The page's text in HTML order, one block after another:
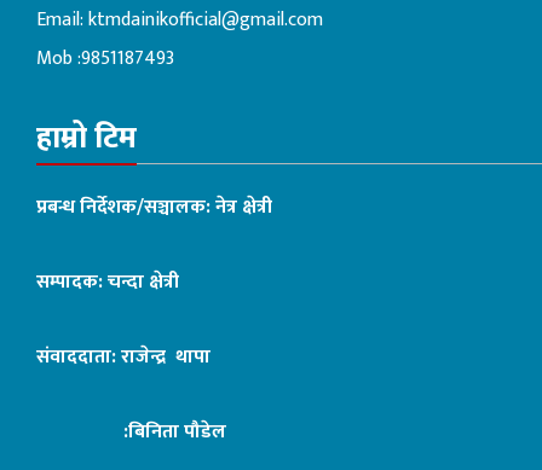
Email:ktmdainikofficial@gmail.com
Mob :9851187493
हाम्रो टिम
प्रबन्ध निर्देशक/सञ्चालक: नेत्र क्षेत्री
सम्पादक: चन्दा क्षेत्री
संवाददाता: राजेन्द्र थापा
:बिनिता पौडेल